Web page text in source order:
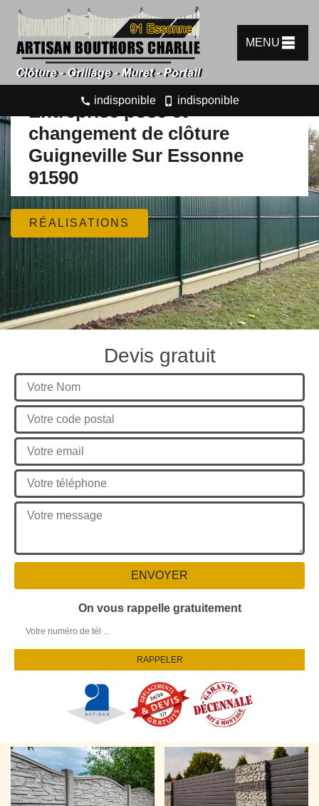
MENU
indisponible indisponible
Entreprise pose et
changement de clôture
Guigneville Sur Essonne
91590
RÉALISATIONS
Devis gratuit
On vous rappelle gratuitement